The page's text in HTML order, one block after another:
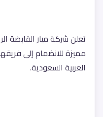
العربية السعودية.